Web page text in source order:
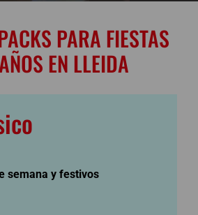
PARA FIESTAS
EN LLEIDA
semana y festivos